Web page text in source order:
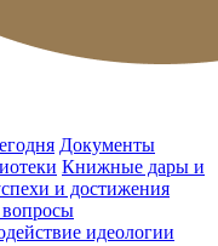
Документы
Книжные дары и
и достижения
вопросы
идеологии